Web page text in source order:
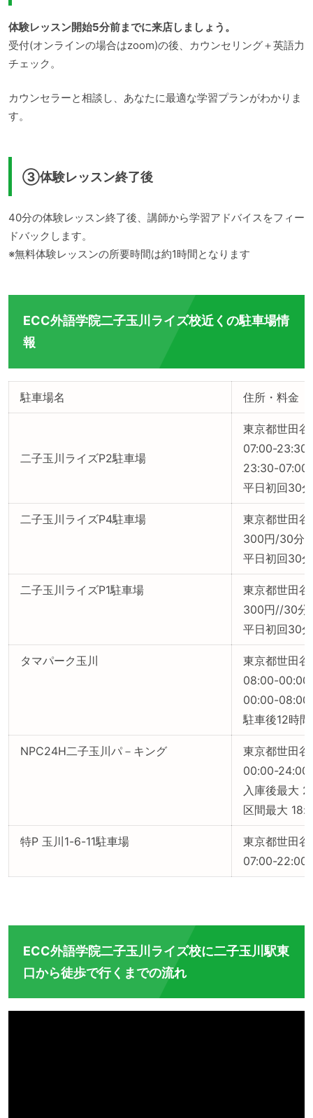
体験レッスン開始5分前までに来店しましょう。
受付(オンラインの場合はzoom)の後、カウンセリング＋英語力
チェック。
カウンセラーと相談し、あなたに最適な学習プランがわかりま
す。
③体験レッスン終了後
40分の体験レッスン終了後、講師から学習アドバイスをフィー
ドバックします。
※無料体験レッスンの所要時間は約1時間となります
ECC外語学院二子玉川ライズ校近くの駐車場情
報
駐車場名 住所・料金
二子玉川ライズP2駐車場
東京都世田
07:00-23:30
23:30-07:00
平日初回30
二子玉川ライズP4駐車場
東京都世田
300円/30分
平日初回30
二子玉川ライズP1駐車場
東京都世田
300円//30分
平日初回30
タマパーク玉川
東京都世田
08:00-00:00
00:00-08:00
駐車後12時
NPC24H二子玉川パ－キング
東京都世田谷
00:00-24:00
入庫後最大
区間最大
特P 玉川1-6-11駐車場
東京都世田
07:00-22:00
ECC外語学院二子玉川ライズ校に二子玉川駅東
口から徒歩で行くまでの流れ